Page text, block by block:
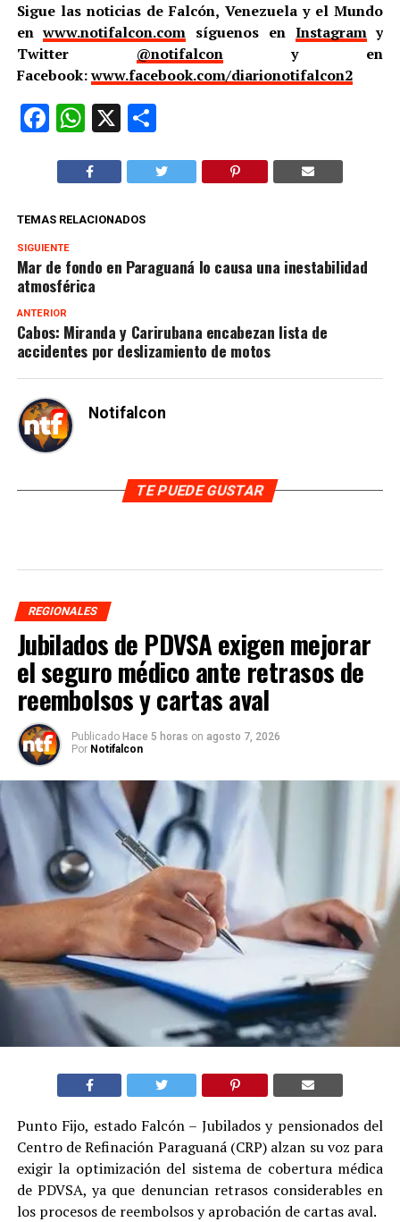
Sigue las noticias de Falcón, Venezuela y el Mundo
enwww.notifalcon.com síguenos en Instagramy
Twitter @notifalcony en
Facebook:www.facebook.com/diarionotifalcon2
Facebook
WhatsApp
X Compartir
TEMAS RELACIONADOS
SIGUIENTE
Mar de fondo en Paraguaná lo causa una inestabilidad
atmosférica
ANTERIOR
Cabos: Miranda y Carirubana encabezan lista de
accidentes por deslizamiento de motos
Notifalcon
TE PUEDE GUSTAR
REGIONALES
Jubilados de PDVSA exigen mejorar
el seguro médico ante retrasos de
reembolsos y cartas aval
Publicado Hace 5 horas on agosto 7, 2026
Por Notifalcon
Punto Fijo, estado Falcón – Jubilados y pensionados del
Centro de Refinación Paraguaná (CRP) alzan su voz para
exigir la optimización del sistema de cobertura médica
de PDVSA, ya que denuncian retrasos considerables en
los procesos de reembolsos y aprobación de cartas aval.